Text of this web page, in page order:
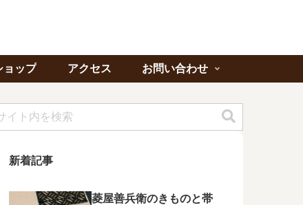
ョップ アクセス お問い合わせ
新着記事
菱屋善兵衛のきものと帯